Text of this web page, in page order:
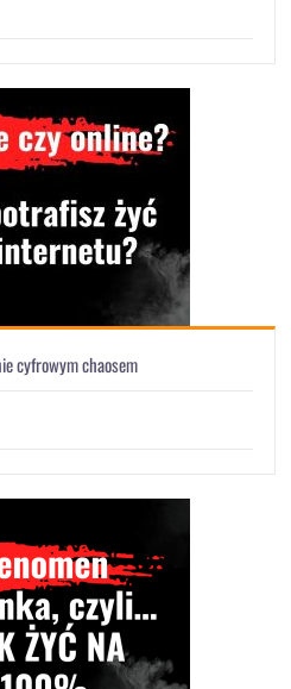
cyfrowym chaosem